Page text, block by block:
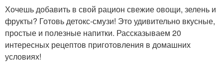
Хочешь добавить в свой рацион свежие овощи, зелень и
фрукты? Готовь детокс-смузи! Это удивительно вкусные,
простые и полезные напитки. Рассказываем 20
интересных рецептов приготовления в домашних
условиях!